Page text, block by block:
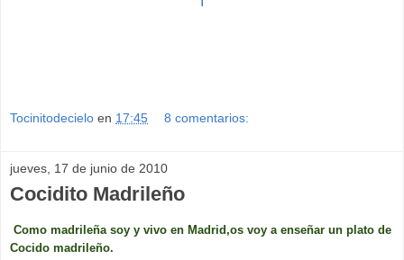
Tocinitodecielo en 17:45 8 comentarios:
jueves, 17 de junio de 2010
Cocidito Madrileño
Como madrileña soy y vivo en Madrid,os voy a enseñar un plato de
Cocido madrileño.